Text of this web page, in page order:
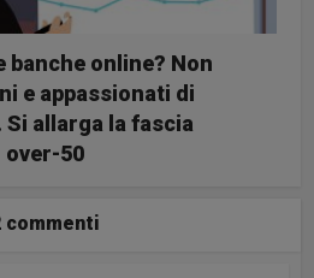
banche online? Non
e appassionati di
Si allarga la fascia
over-50
commenti